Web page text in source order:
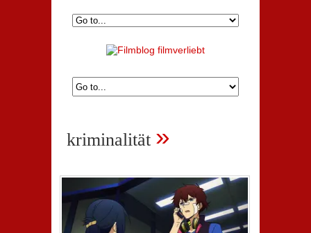
kriminalität »